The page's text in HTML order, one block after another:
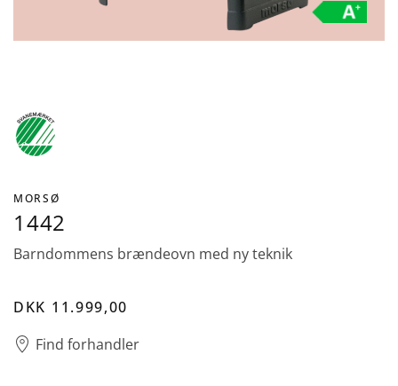
MORSØ
1442
Barndommens brændeovn med ny teknik
DKK 11.999,00
Find forhandler